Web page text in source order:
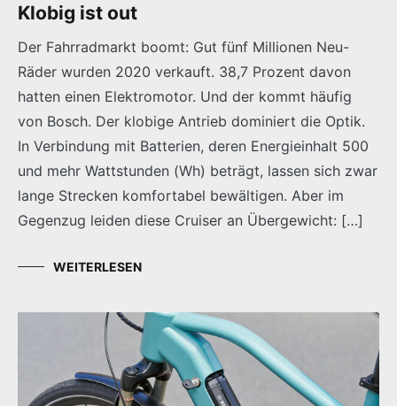
Klobig ist out
Der Fahrradmarkt boomt: Gut fünf Millionen Neu-
Räder wurden 2020 verkauft. 38,7 Prozent davon
hatten einen Elektromotor. Und der kommt häufig
von Bosch. Der klobige Antrieb dominiert die Optik.
In Verbindung mit Batterien, deren Energieinhalt 500
und mehr Wattstunden (Wh) beträgt, lassen sich zwar
lange Strecken komfortabel bewältigen. Aber im
Gegenzug leiden diese Cruiser an Übergewicht: […]
WEITERLESEN